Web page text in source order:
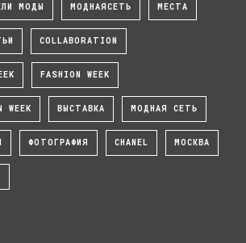
МОДЫ МОДНАЯСЕТЬ МЕСТА
COLLABORATION
FASHION WEEK
WEEK ВЫСТАВКА МОДНАЯ СЕТЬ
ФОТОГРАФИЯ CHANEL МОСКВА